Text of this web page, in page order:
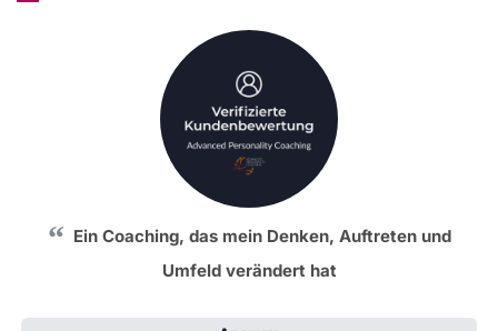
Ein Coaching, das mein Denken, Auftreten und
Umfeld verändert hat